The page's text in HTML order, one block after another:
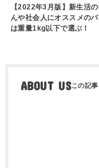
【2022年3月版】新生活の
んや社会人にオススメの
は重量1kg以下で選ぶ！
ABOUT US